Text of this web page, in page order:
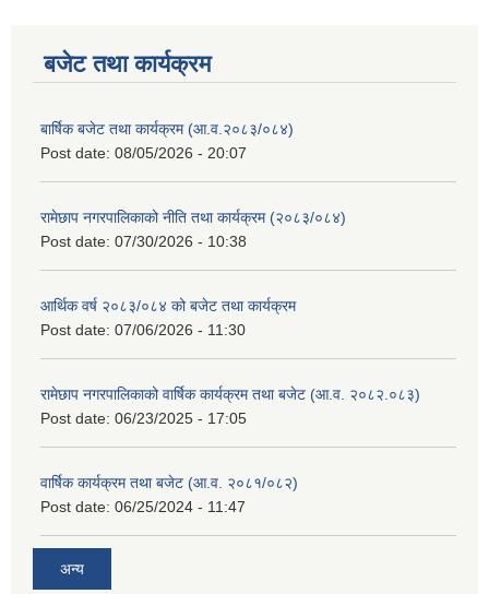
बजेट तथा कार्यक्रम
बार्षिक बजेट तथा कार्यक्रम (आ.व.२०८३/०८४)
Post date: 08/05/2026 - 20:07
रामेछाप नगरपालिकाको नीति तथा कार्यक्रम (२०८३/०८४)
Post date: 07/30/2026 - 10:38
आर्थिक वर्ष २०८३/०८४ को बजेट तथा कार्यक्रम
Post date: 07/06/2026 - 11:30
रामेछाप नगरपालिकाको वार्षिक कार्यक्रम तथा बजेट (आ.व. २०८२.०८३)
Post date: 06/23/2025 - 17:05
वार्षिक कार्यक्रम तथा बजेट (आ.व. २०८१/०८२)
Post date: 06/25/2024 - 11:47
अन्य